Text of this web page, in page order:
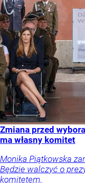
Zmiana przed
ma własny komitet
Monika Piątkowska
Będzie walczyć o
komitetem.